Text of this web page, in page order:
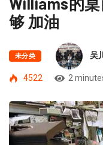
够 加油
未分类 吴
4522 2